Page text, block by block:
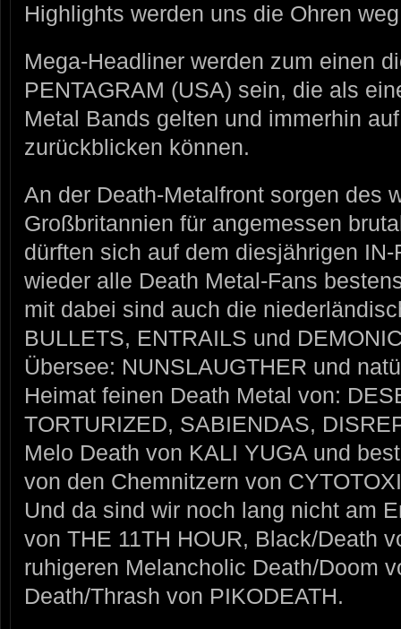
Highlights werden uns die Ohren
Mega-Headliner werden zum einen
PENTAGRAM (USA) sein, die als
Metal Bands gelten und immerhin
zurückblicken können.
An der Death-Metalfront sorgen des
Großbritannien für angemessen
dürften sich auf dem diesjährigen
wieder alle Death Metal-Fans
mit dabei sind auch die
BULLETS, ENTRAILS und
Übersee: NUNSLAUGTHER und
Heimat feinen Death Metal von:
TORTURIZED, SABIENDAS,
Melo Death von KALI YUGA und
von den Chemnitzern von
Und da sind wir noch lang nicht am
von THE 11TH HOUR, Black/Death
ruhigeren Melancholic Death/Doom
Death/Thrash von PIKODEATH.